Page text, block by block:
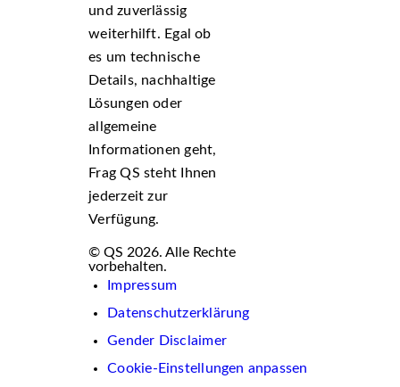
und zuverlässig
weiterhilft. Egal ob
es um technische
Details, nachhaltige
Lösungen oder
allgemeine
Informationen geht,
Frag QS steht Ihnen
jederzeit zur
Verfügung.
© QS 2026. Alle Rechte
vorbehalten.
Impressum
Datenschutzerklärung
Gender Disclaimer
Cookie-Einstellungen anpassen